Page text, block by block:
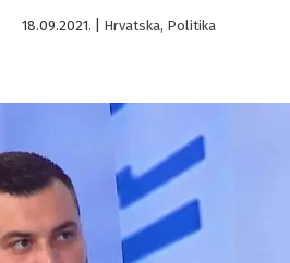
18.09.2021. Hrvatska, Politika